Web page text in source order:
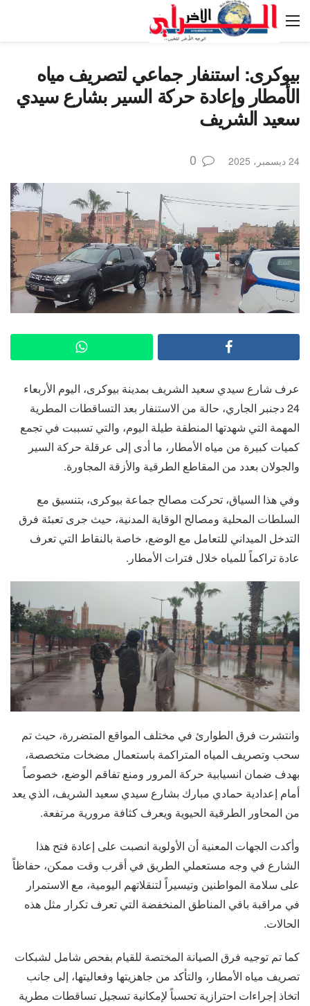
بيوكرى: استنفار جماعي لتصريف مياه
الأمطار وإعادة حركة السير بشارع سيدي
سعيد الشريف
24 ديسمبر، 2025 0
عرف شارع سيدي سعيد الشريف بمدينة بيوكرى، اليوم الأربعاء
24 دجنبر الجاري، حالة من الاستنفار بعد التساقطات المطرية
المهمة التي شهدتها المنطقة طيلة اليوم، والتي تسببت في تجمع
كميات كبيرة من مياه الأمطار، ما أدى إلى عرقلة حركة السير
والجولان بعدد من المقاطع الطرقية والأزقة المجاورة.
وفي هذا السياق، تحركت مصالح جماعة بيوكرى، بتنسيق مع
السلطات المحلية ومصالح الوقاية المدنية، حيث جرى تعبئة فرق
التدخل الميداني للتعامل مع الوضع، خاصة بالنقاط التي تعرف
عادة تراكماً للمياه خلال فترات الأمطار.
وانتشرت فرق الطوارئ في مختلف المواقع المتضررة، حيث تم
سحب وتصريف المياه المتراكمة باستعمال مضخات متخصصة،
بهدف ضمان انسيابية حركة المرور ومنع تفاقم الوضع، خصوصاً
أمام إعدادية حمادي مبارك بشارع سيدي سعيد الشريف، الذي يعد
من المحاور الطرقية الحيوية ويعرف كثافة مرورية مرتفعة.
وأكدت الجهات المعنية أن الأولوية انصبت على إعادة فتح هذا
الشارع في وجه مستعملي الطريق في أقرب وقت ممكن، حفاظاً
على سلامة المواطنين وتيسيراً لتنقلاتهم اليومية، مع الاستمرار
في مراقبة باقي المناطق المنخفضة التي تعرف تكرار مثل هذه
الحالات.
كما تم توجيه فرق الصيانة المختصة للقيام بفحص شامل لشبكات
تصريف مياه الأمطار، والتأكد من جاهزيتها وفعاليتها، إلى جانب
اتخاذ إجراءات احترازية تحسباً لإمكانية تسجيل تساقطات مطرية